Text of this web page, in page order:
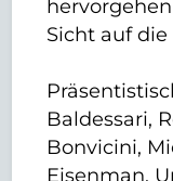
Sicht auf
Baldessari,
Bonvicini,
Eisenman,